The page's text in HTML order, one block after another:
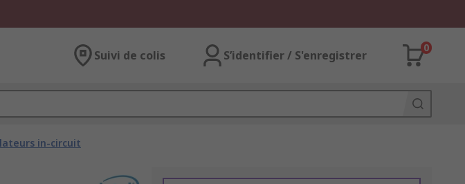
Suivi de colis S’identifier / S'enregistrer
0
in-circuit